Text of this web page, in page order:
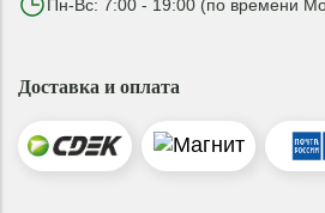
Пн-Вс: 7:00 - 19:00 (по времени
Доставка и оплата